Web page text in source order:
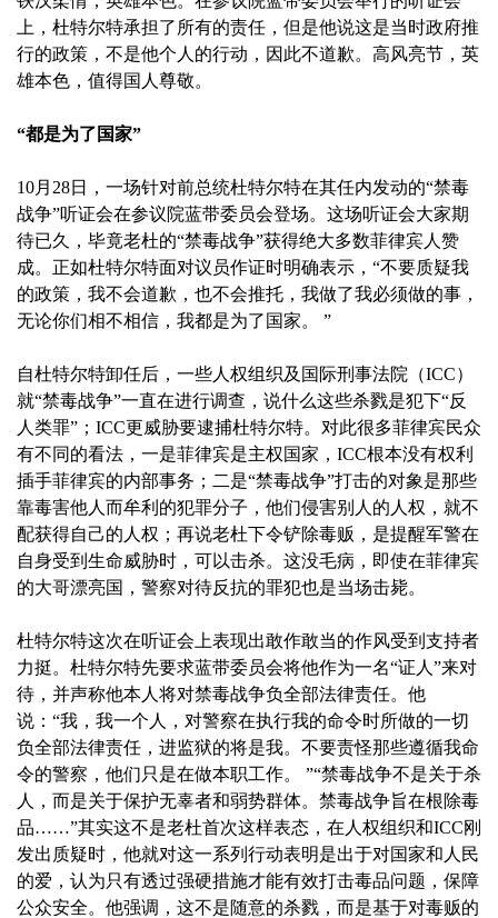
上，杜特尔特承担了所有的责任，但是他说这是当时政府推
行的政策，不是他个人的行动，因此不道歉。高风亮节，英
雄本色，值得国人尊敬。
“都是为了国家”
10月28日，一场针对前总统杜特尔特在其任内发动的“禁毒
战争”听证会在参议院蓝带委员会登场。这场听证会大家期
待已久，毕竟老杜的“禁毒战争”获得绝大多数菲律宾人赞
成。正如杜特尔特面对议员作证时明确表示，“不要质疑我
的政策，我不会道歉，也不会推托，我做了我必须做的事，
无论你们相不相信，我都是为了国家。 ”
自杜特尔特卸任后，一些人权组织及国际刑事法院（ICC）
就“禁毒战争”一直在进行调查，说什么这些杀戮是犯下“反
人类罪”；ICC更威胁要逮捕杜特尔特。对此很多菲律宾民众
有不同的看法，一是菲律宾是主权国家，ICC根本没有权利
插手菲律宾的内部事务；二是“禁毒战争”打击的对象是那些
靠毒害他人而牟利的犯罪分子，他们侵害别人的人权，就不
配获得自己的人权；再说老杜下令铲除毒贩，是提醒军警在
自身受到生命威胁时，可以击杀。这没毛病，即使在菲律宾
的大哥漂亮国，警察对待反抗的罪犯也是当场击毙。
杜特尔特这次在听证会上表现出敢作敢当的作风受到支持者
力挺。杜特尔特先要求蓝带委员会将他作为一名“证人”来对
待，并声称他本人将对禁毒战争负全部法律责任。他
说：“我，我一个人，对警察在执行我的命令时所做的一切
负全部法律责任，进监狱的将是我。不要责怪那些遵循我命
令的警察，他们只是在做本职工作。 ”“禁毒战争不是关于杀
人，而是关于保护无辜者和弱势群体。禁毒战争旨在根除毒
品……”其实这不是老杜首次这样表态，在人权组织和ICC刚
发出质疑时，他就对这一系列行动表明是出于对国家和人民
的爱，认为只有透过强硬措施才能有效打击毒品问题，保障
公众安全。他强调，这不是随意的杀戮，而是基于对毒贩的